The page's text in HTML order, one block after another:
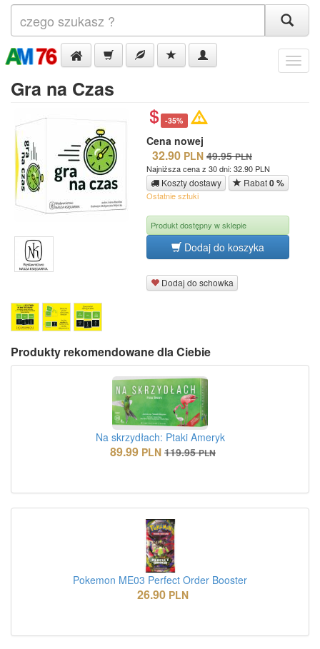
Menu
Gra na Czas
-35%
Cena nowej
32.90 PLN 49.95 PLN
Najniższa cena z 30 dni: 32.90 PLN
Koszty dostawy Rabat0 %
Ostatnie sztuki
Produkt dostępny w sklepie
Dodaj do koszyka
Dodaj do schowka
Produkty rekomendowane dla Ciebie
Na skrzydłach: Ptaki Ameryk
89.99 PLN 119.95 PLN
Pokemon ME03 Perfect Order Booster
26.90 PLN